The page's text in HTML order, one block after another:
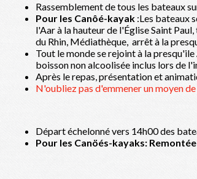
Rassemblement de tous les bateaux
Pour les Canôé-kayak :Les bateaux
l'Aar à la hauteur de l'Église Saint
du Rhin, Médiathèque, arrêt à la
Tout le monde se rejoint à la
boisson non alcoolisée inclus lors de
Après le repas, présentation et
N'oubliez pas d'emmener un moyen
Départ échelonné vers 14h00 des
Pour les Canöés-kayaks: